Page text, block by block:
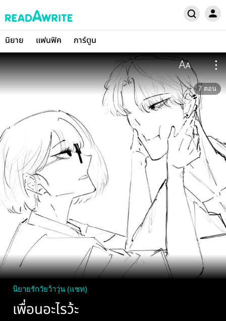
นิยาย แฟนฟิค การ์ตูน
7 ตอน
นิยายรักวัยว้าวุ่น (แชท)
เพื่อนอะไรว้ะ